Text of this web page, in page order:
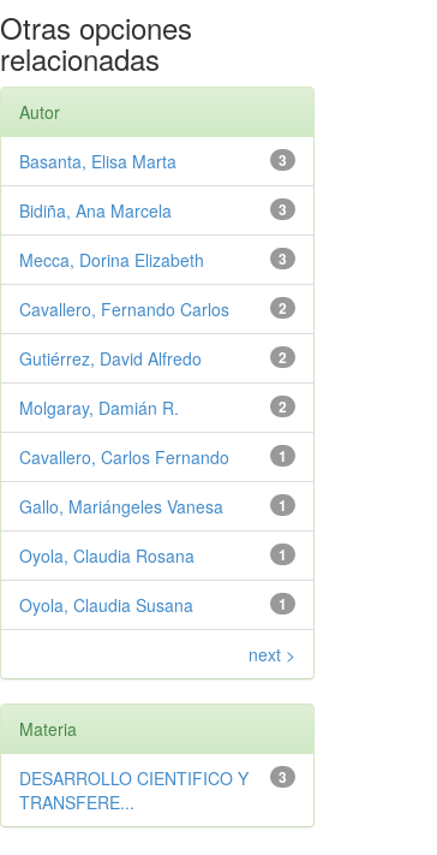
Otras opciones
relacionadas
Autor
3
Basanta, Elisa Marta
3
Bidiña, Ana Marcela
3
Mecca, Dorina Elizabeth
2
Cavallero, Fernando Carlos
2
Gutiérrez, David Alfredo
2
Molgaray, Damián R.
1
Cavallero, Carlos Fernando
1
Gallo, Mariángeles Vanesa
1
Oyola, Claudia Rosana
1
Oyola, Claudia Susana
next >
Materia
3
DESARROLLO CIENTIFICO Y
TRANSFERE...